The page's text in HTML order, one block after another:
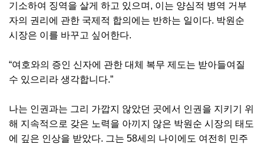
기소하여 징역을 살게 하고 있으며, 이는 양심적 병역 거부
자의 권리에 관한 국제적 합의에는 반하는 일이다. 박원순
시장은 이를 바꾸고 싶어한다.
“여호와의 증인 신자에 관한 대체 복무 제도는 받아들여질
수 있으리라 생각합니다.”
나는 인권과는 그리 가깝지 않았던 곳에서 인권을 지키기 위
해 지속적으로 갖은 노력을 아끼지 않은 박원순 시장의 태도
에 깊은 인상을 받았다. 그는 58세의 나이에도 여전히 민주